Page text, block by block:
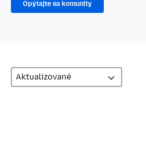
Opýtajte sa komunity